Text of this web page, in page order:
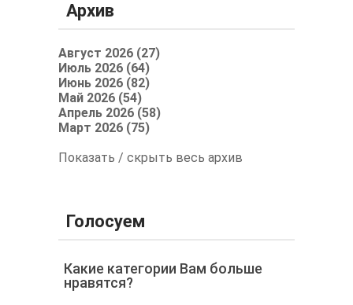
Архив
Август 2026 (27)
Июль 2026 (64)
Июнь 2026 (82)
Май 2026 (54)
Апрель 2026 (58)
Март 2026 (75)
Показать / скрыть весь архив
Голосуем
Какие категории Вам больше
нравятся?